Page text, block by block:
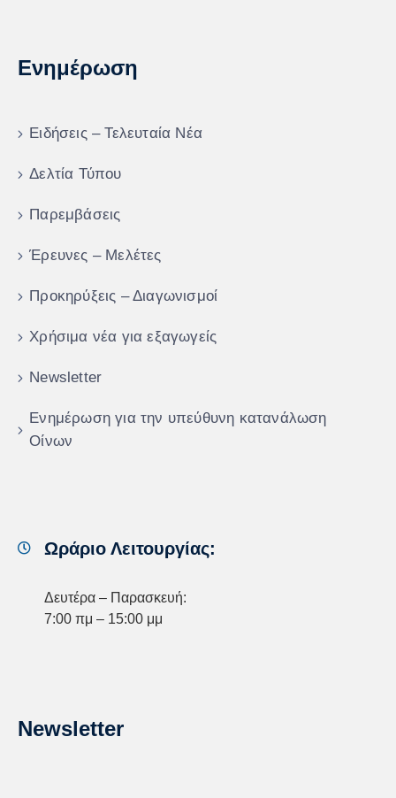
Ενημέρωση
Ειδήσεις – Τελευταία Νέα
Δελτία Τύπου
Παρεμβάσεις
Έρευνες – Μελέτες
Προκηρύξεις – Διαγωνισμοί
Χρήσιμα νέα για εξαγωγείς
Newsletter
Ενημέρωση για την υπεύθυνη κατανάλωση
Οίνων
Ωράριο Λειτουργίας:
Δευτέρα – Παρασκευή:
7:00 πμ – 15:00 μμ
Newsletter